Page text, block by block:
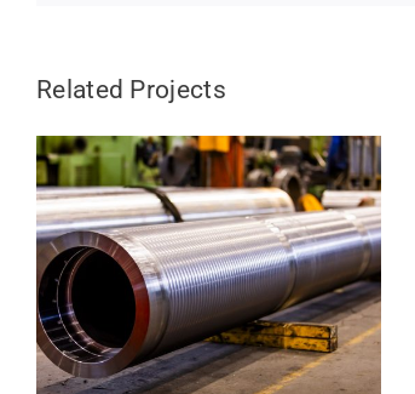
Related Projects
Valmiit telat